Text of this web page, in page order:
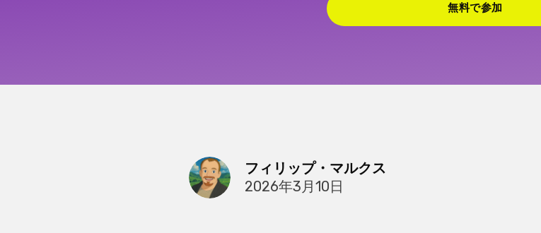
無料で参加
フィリップ・マルクス
2026年3月10日